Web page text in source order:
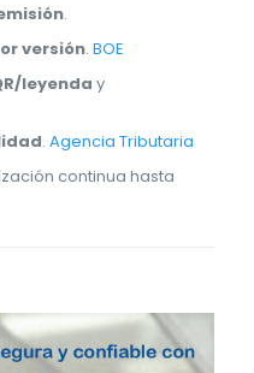
.
versión. BOE
leyenda y
. Agencia Tributaria
continua hasta